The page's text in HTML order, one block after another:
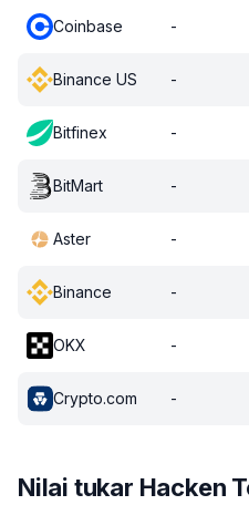
Coinbase -
Binance US -
Bitfinex -
BitMart -
Aster -
Binance -
OKX -
Crypto.com -
Nilai tukar Hacken